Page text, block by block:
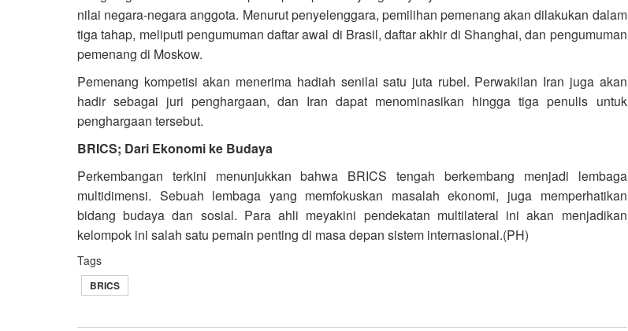
nilai negara-negara anggota. Menurut penyelenggara, pemilihan pemenang akan dilakukan dalam
tiga tahap, meliputi pengumuman daftar awal di Brasil, daftar akhir di Shanghai, dan pengumuman
pemenang di Moskow.
Pemenang kompetisi akan menerima hadiah senilai satu juta rubel. Perwakilan Iran juga akan
hadir sebagai juri penghargaan, dan Iran dapat menominasikan hingga tiga penulis untuk
penghargaan tersebut.
BRICS; Dari Ekonomi ke Budaya
Perkembangan terkini menunjukkan bahwa BRICS tengah berkembang menjadi lembaga
multidimensi. Sebuah lembaga yang memfokuskan masalah ekonomi, juga memperhatikan
bidang budaya dan sosial. Para ahli meyakini pendekatan multilateral ini akan menjadikan
kelompok ini salah satu pemain penting di masa depan sistem internasional.(PH)
Tags
BRICS